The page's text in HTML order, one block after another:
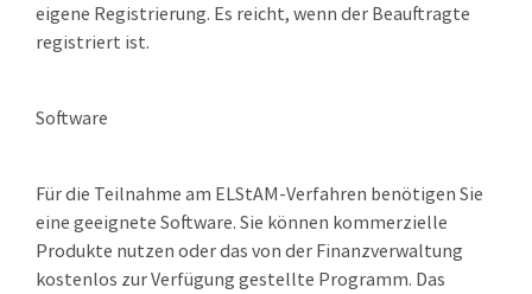
eigene Registrierung. Es reicht, wenn der Beauftragte
registriert ist.
Software
Für die Teilnahme am ELStAM-Verfahren benötigen Sie
eine geeignete Software. Sie können kommerzielle
Produkte nutzen oder das von der Finanzverwaltung
kostenlos zur Verfügung gestellte Programm. Das